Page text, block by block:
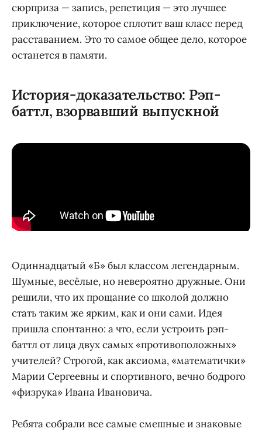
сюрприза — запись, репетиция — это лучшее
приключение, которое сплотит ваш класс перед
расставанием. Это то самое общее дело, которое
останется в памяти.
История-доказательство: Рэп-
баттл, взорвавший выпускной
Одиннадцатый «Б» был классом легендарным.
Шумные, весёлые, но невероятно дружные. Они
решили, что их прощание со школой должно
стать таким же ярким, как и они сами. Идея
пришла спонтанно: а что, если устроить рэп-
баттл от лица двух самых «противоположных»
учителей? Строгой, как аксиома, «математички»
Марии Сергеевны и спортивного, вечно бодрого
«физрука» Ивана Ивановича.
Ребята собрали все самые смешные и знаковые